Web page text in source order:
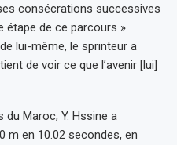
consécrations successives
étape de ce parcours ».
lui-même, le sprinteur a
de voir ce que l’avenir [lui]
Maroc, Y. Hssine a
m en 10.02 secondes, en